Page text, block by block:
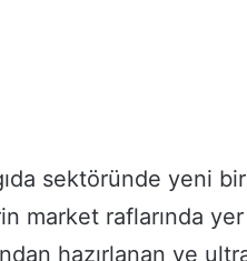
sektöründe yeni
market raflarında yer
hazırlanan ve